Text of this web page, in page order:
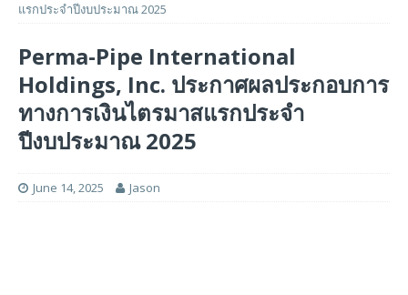
แรกประจำปีงบประมาณ 2025
Perma-Pipe International
Holdings, Inc. ประกาศผลประกอบการ
ทางการเงินไตรมาสแรกประจำ
ปีงบประมาณ 2025
June 14, 2025 Jason